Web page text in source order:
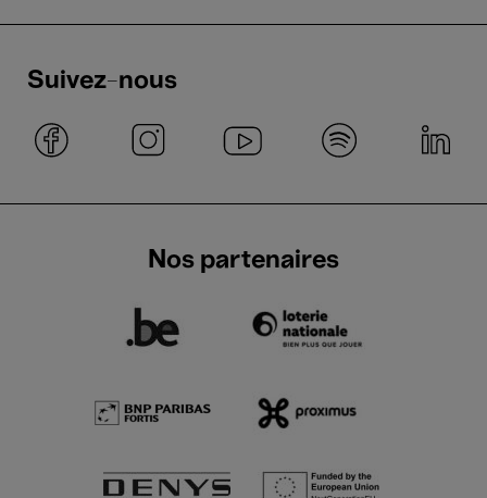
Suivez-nous
Nos partenaires